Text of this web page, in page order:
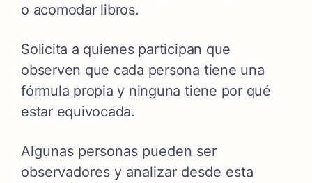
o acomodar libros.
Solicita a quienes participan que
observen que cada persona tiene una
fórmula propia y ninguna tiene por qué
estar equivocada.
Algunas personas pueden ser
observadores y analizar desde esta